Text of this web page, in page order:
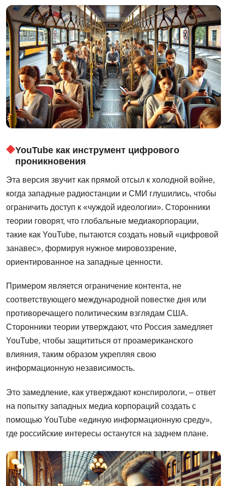
YouTube как инструмент цифрового
проникновения
Эта версия звучит как прямой отсыл к холодной войне,
когда западные радиостанции и СМИ глушились, чтобы
ограничить доступ к «чуждой идеологии». Сторонники
теории говорят, что глобальные медиакорпорации,
такие как YouTube, пытаются создать новый «цифровой
занавес», формируя нужное мировоззрение,
ориентированное на западные ценности.
Примером является ограничение контента, не
соответствующего международной повестке дня или
противоречащего политическим взглядам США.
Сторонники теории утверждают, что Россия замедляет
YouTube, чтобы защититься от проамериканского
влияния, таким образом укрепляя свою
информационную независимость.
Это замедление, как утверждают конспирологи, – ответ
на попытку западных медиа корпораций создать с
помощью YouTube «единую информационную среду»,
где российские интересы останутся на заднем плане.